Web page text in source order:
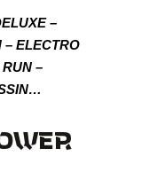
–
– ELECTRO
–